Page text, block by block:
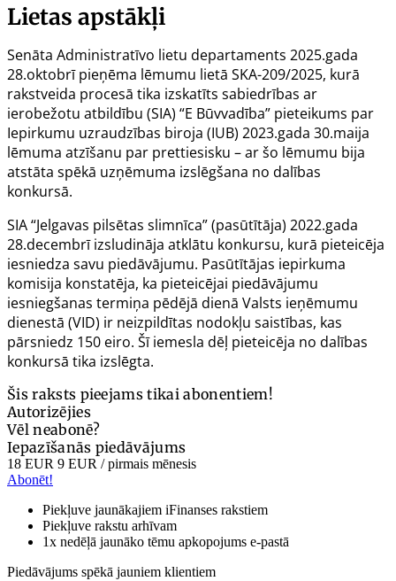
Lietas apstākļi
Senāta Administratīvo lietu departaments 2025.gada
28.oktobrī pieņēma lēmumu lietā SKA-209/2025, kurā
rakstveida procesā tika izskatīts sabiedrības ar
ierobežotu atbildību (SIA) “E Būvvadība” pieteikums par
Iepirkumu uzraudzības biroja (IUB) 2023.gada 30.maija
lēmuma atzīšanu par prettiesisku – ar šo lēmumu bija
atstāta spēkā uzņēmuma izslēgšana no dalības
konkursā.
SIA “Jelgavas pilsētas slimnīca” (pasūtītāja) 2022.gada
28.decembrī izsludināja atklātu konkursu, kurā pieteicēja
iesniedza savu piedāvājumu. Pasūtītājas iepirkuma
komisija konstatēja, ka pieteicējai piedāvājumu
iesniegšanas termiņa pēdējā dienā Valsts ieņēmumu
dienestā (VID) ir neizpildītas nodokļu saistības, kas
pārsniedz 150 eiro. Šī iemesla dēļ pieteicēja no dalības
konkursā tika izslēgta.
Šis raksts pieejams tikai abonentiem!
Autorizējies
Vēl neabonē?
Iepazīšanās piedāvājums
18 EUR 9 EUR / pirmais mēnesis
Abonēt!
Piekļuve jaunākajiem iFinanses rakstiem
Piekļuve rakstu arhīvam
1x nedēļā jaunāko tēmu apkopojums e-pastā
Piedāvājums spēkā jauniem klientiem